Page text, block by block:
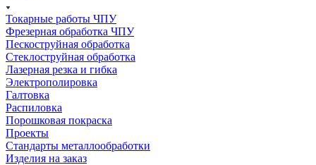
Токарные работы ЧПУ
Фрезерная обработка ЧПУ
Пескоструйная обработка
Стеклоструйная обработка
Лазерная резка и гибка
Электрополировка
Галтовка
Распиловка
Порошковая покраска
Проекты
Стандарты металлообработки
Изделия на заказ